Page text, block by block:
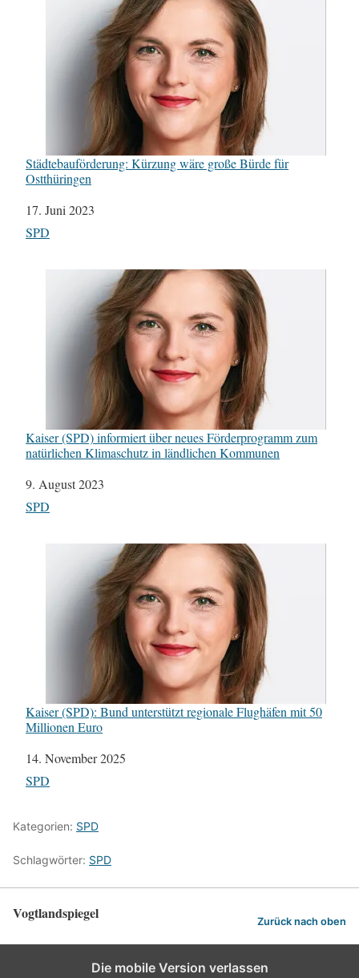
Städtebauförderung: Kürzung wäre große Bürde für
Ostthüringen
Datum
17. Juni 2023
In Bezug auf
SPD
Kaiser (SPD) informiert über neues Förderprogramm zum
natürlichen Klimaschutz in ländlichen Kommunen
Datum
9. August 2023
In Bezug auf
SPD
Kaiser (SPD): Bund unterstützt regionale Flughäfen mit 50
Millionen Euro
Datum
14. November 2025
In Bezug auf
SPD
Kategorien: SPD
Schlagwörter: SPD
Vogtlandspiegel Zurück nach oben
Die mobile Version verlassen